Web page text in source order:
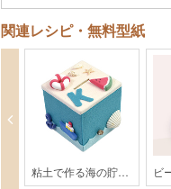
関連レシピ・無料型紙
粘土で作る海の貯金箱